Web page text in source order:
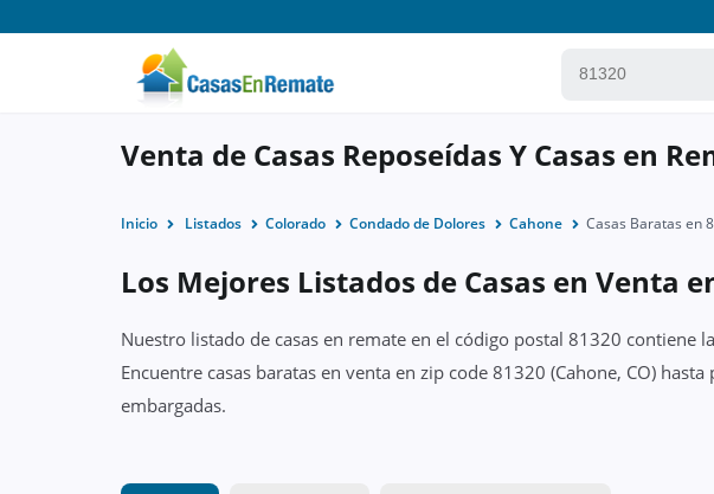
Venta de Casas Reposeídas Y Casas en
Inicio Listados Colorado Condado de Dolores Cahone Casas Baratas en
Los Mejores Listados de Casas en Venta
Nuestro listado de casas en remate en el código postal 81320 contiene
Encuentre casas baratas en venta en zip code 81320 (Cahone, CO)
embargadas.